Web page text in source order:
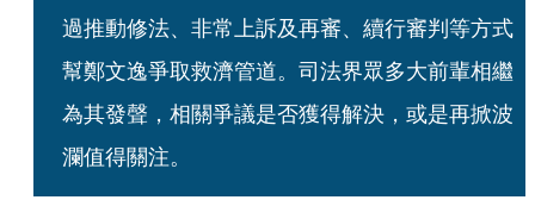
過推動修法、非常上訴及再審、續行審判等方式
幫鄭文逸爭取救濟管道。司法界眾多大前輩相繼
為其發聲，相關爭議是否獲得解決，或是再掀波
瀾值得關注。